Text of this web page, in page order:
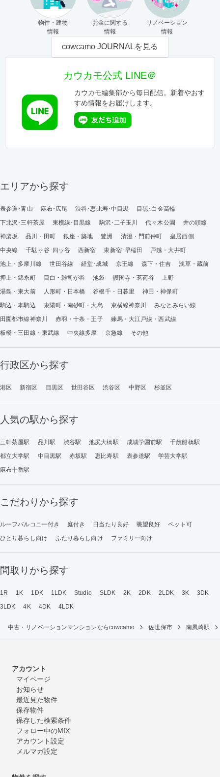
物件・建物
情報
お金に関する
情報
リノベーション
情報
cowcamo JOURNALを見る
カウカモ公式 LINE＠
カウカモ編集部から毎日配信。新着やおす
すめ情報をお届けします。
エリアから探す
表参道･青山 麻布･広尾 渋谷･恵比寿･中目黒
目黒･白金高輪
下北沢･三軒茶屋
東横線･目黒線 駒沢･二子玉川 代々木公園
井の頭線
神楽坂
品川・田町 銀座・築地 豊洲 清澄・門前仲町
皇居西側
中央線
千駄ヶ谷･四ッ谷 西新宿 東新宿･早稲田
戸越・大井町
池上・多摩川線
世田谷線 経堂･成城 京王線 森下・住吉
浅草・蔵前
押上・錦糸町
目白・雑司が谷 池袋 護国寺・茗荷谷
上野
湯島・東大前
人形町・日本橋 谷根千・日暮里
神田・神保町
駒込・本駒込
東陽町・南砂町・大島 東横線神奈川
みなとみらい線
田園都市線神奈川
赤羽・十条・王子
練馬・大江戸線・西武線
板橋・三田線・東武線
中央線多摩 京急線 その他
行政区から探す
港区 新宿区 目黒区 世田谷区 渋谷区 中野区 杉並区
人気の駅から探す
三軒茶屋駅 品川駅 渋谷駅 池尻大橋駅 成城学園前駅
千歳船橋駅
都立大学駅
中目黒駅 赤坂駅 恵比寿駅 表参道駅
学芸大学駅
麻布十番駅
こだわりから探す
ルーフバルコニー付き 庭付き 日当たり良好 眺望良好
ペット可
ひとり暮らし向け
ふたり暮らし向け ファミリー向け
間取りから探す
1R 1K 1DK 1LDK Studio SLDK 2K 2DK 2LDK 3K
3DK
3LDK
4K 4DK 4LDK
中古・リノベーションマンションならcowcamo 佐世保市 南風崎駅
アカウント
マイページ
お知らせ
最近見た物件
保存物件
保存した検索条件
フォロー中のMIX
アカウント設定
メルマガ設定